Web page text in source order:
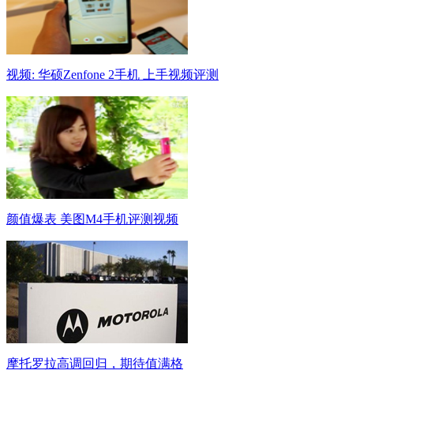
视频: 华硕Zenfone 2手机 上手视频评测
颜值爆表 美图M4手机评测视频
摩托罗拉高调回归，期待值满格